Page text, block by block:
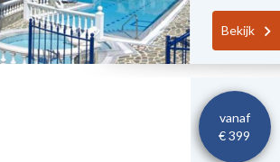
Bekijk
vanaf
€ 399